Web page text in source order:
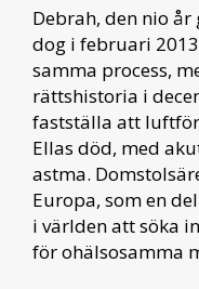
Debrah, den nio
dog i februari
samma process,
rättshistoria i
fastställa att
Ellas död, med
astma.
Europa, som en
i världen att söka
för ohälsosamma